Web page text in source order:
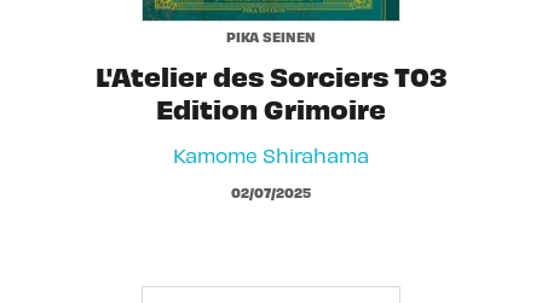
PIKA SEINEN
L'Atelier des Sorciers T03
Edition Grimoire
Kamome Shirahama
02/07/2025